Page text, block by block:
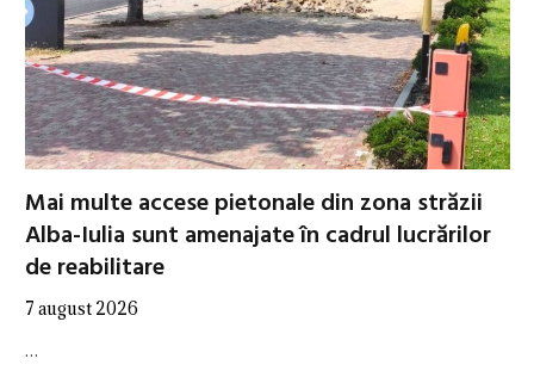
Mai multe accese pietonale din zona străzii
Alba-Iulia sunt amenajate în cadrul lucrărilor
de reabilitare
7 august 2026
…